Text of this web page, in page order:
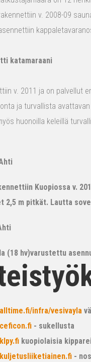
v. 2008-09
katamaraani
v. 2011 ja on palvellut
ja turvallista
huonoilla keleillä
Kuopiossa v.
2,5 m pitkät. Lautta
(18 hv)varustettu
infra/vesivayla
- sukellusta
kuopiolaisia
-